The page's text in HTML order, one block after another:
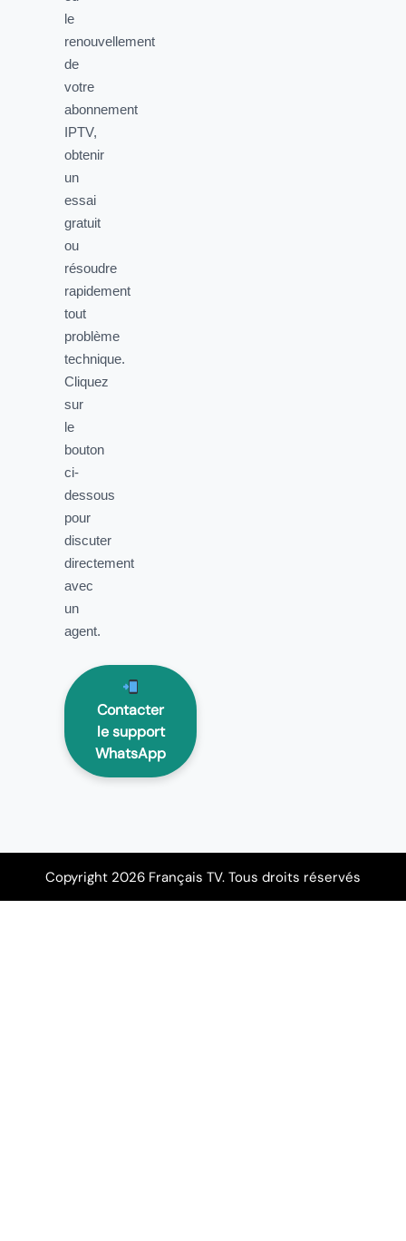
le
renouvellement
de
votre
abonnement
IPTV,
obtenir
un
essai
gratuit
ou
résoudre
rapidement
tout
problème
technique.
Cliquez
sur
le
bouton
ci-
dessous
pour
discuter
directement
avec
un
agent.
Contacter
le support
WhatsApp
Copyright 2026 Français TV. Tous droits réservés